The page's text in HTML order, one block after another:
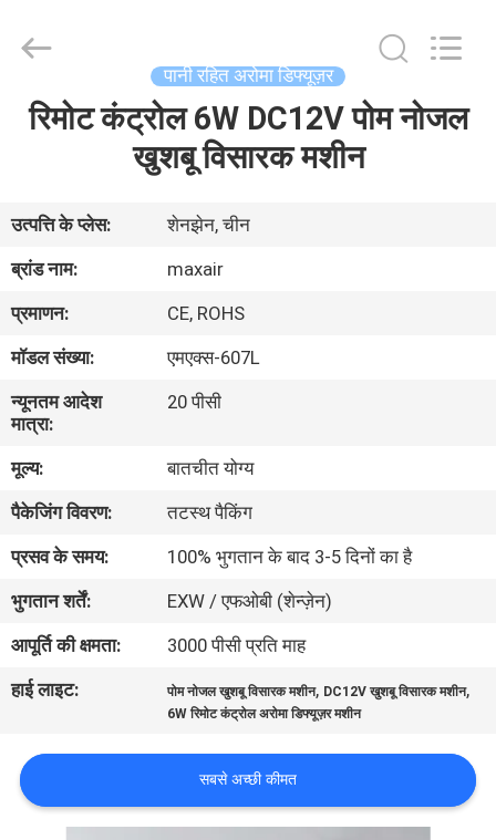
घर
हमारे
बारे
कारखाना
गुणवत्ता
नियंत्रण
संपर्क
करें
उद्धरण
का
Reserved.
पानी रहित अरोमा डिफ्यूज़र
रिमोट कंट्रोल 6W DC12V पोम नोजल
खुशबू विसारक मशीन
उत्पत्ति के प्लेस:
शेनझेन, चीन
ब्रांड नाम:
maxair
प्रमाणन:
CE, ROHS
मॉडल संख्या:
एमएक्स-607L
न्यूनतम आदेश
मात्रा:
20 पीसी
मूल्य:
बातचीत योग्य
पैकेजिंग विवरण:
तटस्थ पैकिंग
प्रसव के समय:
100% भुगतान के बाद 3-5 दिनों का है
भुगतान शर्तें:
EXW / एफओबी (शेन्ज़ेन)
आपूर्ति की क्षमता:
3000 पीसी प्रति माह
हाई लाइट:
पोम नोजल खुशबू विसारक मशीन, DC12V खुशबू विसारक मशीन,
6W रिमोट कंट्रोल अरोमा डिफ्यूज़र मशीन
सबसे अच्छी कीमत